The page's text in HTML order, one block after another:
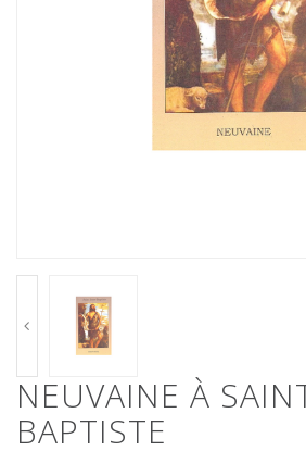
NEUVAINE À
BAPTISTE